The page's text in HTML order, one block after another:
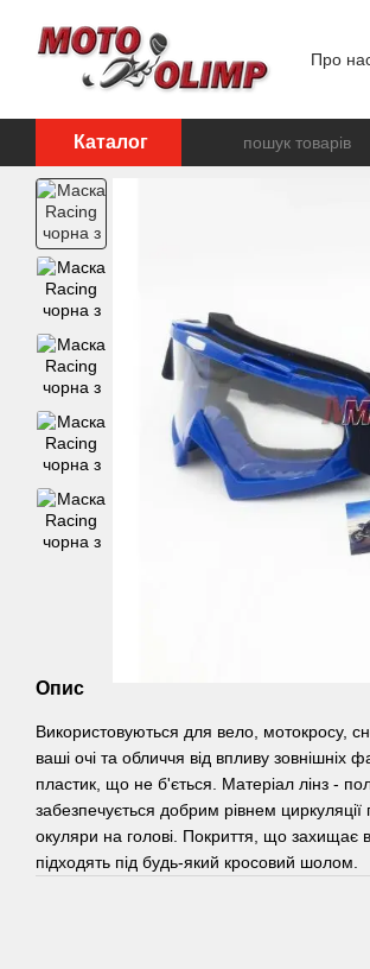
Про
Каталог
Опис
Використовуються для вело, мотокросу,
ваші очі та обличчя від впливу зовнішніх
пластик, що не б'ється. Матеріал лінз -
забезпечується добрим рівнем
окуляри на голові. Покриття, що захищає
підходять під будь-який кросовий шолом.